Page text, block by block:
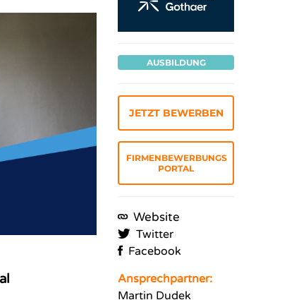
AUSBILDUNG
JETZT BEWERBEN
FIRMENBEWERBUNGS
PORTAL
Website
Twitter
Facebook
Ansprechpartner:
Martin Dudek